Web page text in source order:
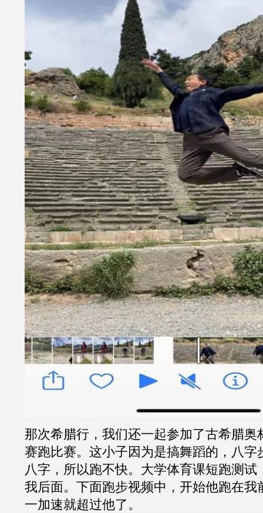
那次希腊行，我们还一起参加了古希腊奥
赛跑比赛。这小子因为是搞舞蹈的，八字
八字，所以跑不快。大学体育课短跑测试
我后面。下面跑步视频中，开始他跑在我
一加速就超过他了。